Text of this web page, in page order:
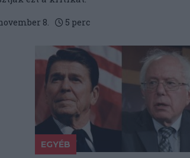
8. 5 perc
EGYÉB